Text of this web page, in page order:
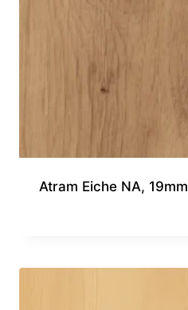
Atram Eiche NA, 19mm